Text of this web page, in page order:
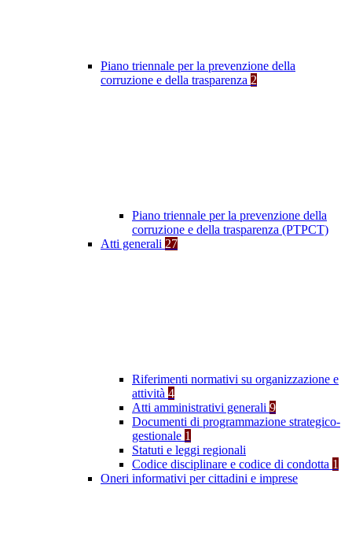
Piano triennale per la prevenzione della
corruzione e della trasparenza 2
Piano triennale per la prevenzione della
corruzione e della trasparenza (PTPCT)
Atti generali 27
Riferimenti normativi su organizzazione e
attività 4
Atti amministrativi generali 9
Documenti di programmazione strategico-
gestionale 1
Statuti e leggi regionali
Codice disciplinare e codice di condotta 1
Oneri informativi per cittadini e imprese